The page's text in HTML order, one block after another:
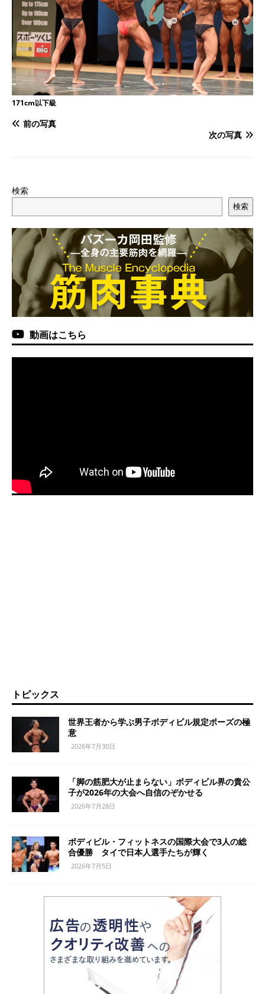
171cm以下級
前の写真
次の写真
検索
検索
動画はこちら
トピックス
世界王者から学ぶ男子ボディビル規定ポーズの極
意
2026年7月30日
「脚の筋肥大が止まらない」ボディビル界の貴公
子が2026年の大会へ自信のぞかせる
2026年7月28日
ボディビル・フィットネスの国際大会で3人の総
合優勝 タイで日本人選手たちが輝く
2026年7月5日